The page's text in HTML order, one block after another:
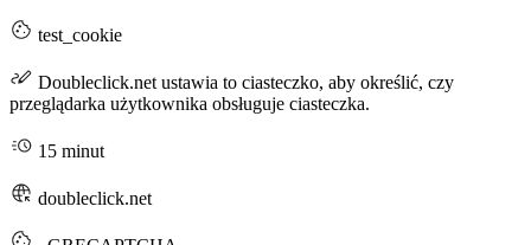
test_cookie
Doubleclick.net ustawia to ciasteczko, aby określić, czy
przeglądarka użytkownika obsługuje ciasteczka.
15 minut
doubleclick.net